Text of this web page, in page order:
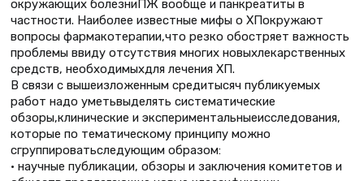
окружающих болезниПЖ вообще и панкреатиты в
частности. Наиболее известные мифы о ХПокружают
вопросы фармакотерапии,что резко обостряет важность
проблемы ввиду отсутствия многих новыхлекарственных
средств, необходимыхдля лечения ХП.
В связи с вышеизложенным средитысяч публикуемых
работ надо уметьвыделять систематические
обзоры,клинические и экспериментальныеисследования,
которые по тематическому принципу можно
сгруппироватьследующим образом:
• научные публикации, обзоры и заключения комитетов и